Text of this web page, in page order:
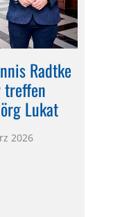
Radtke
treffen
Lukat
2026